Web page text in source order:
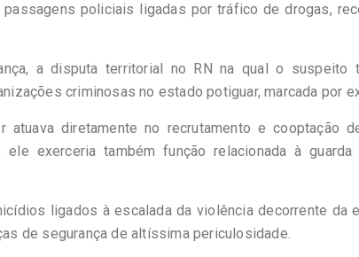
policiais ligadas por tráfico de drogas,
a disputa territorial no RN na qual o suspeito
criminosas no estado potiguar, marcada por
atuava diretamente no recrutamento e cooptação
exerceria também função relacionada à guarda
ligados à escalada da violência decorrente da
de segurança de altíssima periculosidade.